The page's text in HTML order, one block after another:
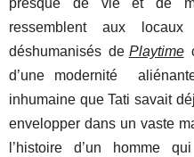
presque de vie et de
ressemblent aux
déshumanisés de Playtime
d’une modernité
inhumaine que Tati savait
envelopper dans un vaste
l’histoire d’un homme